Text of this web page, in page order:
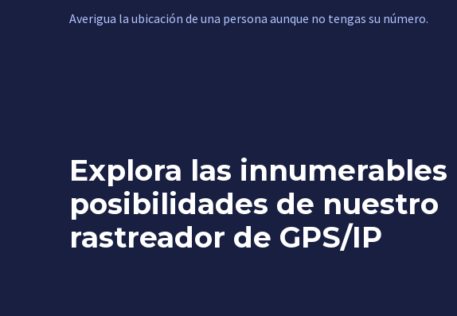
Averigua la ubicación de una persona aunque no tengas su número.
Explora las innumerables
posibilidades de nuestro
rastreador de GPS/IP